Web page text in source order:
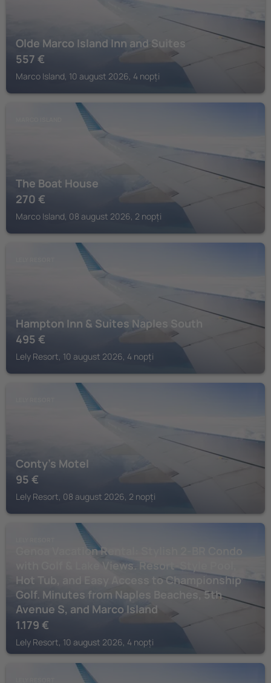
Olde Marco Island Inn and Suites
557 €
Marco Island, 10 august 2026, 4 nopți
The Boat House
270 €
Marco Island, 08 august 2026, 2 nopți
Hampton Inn & Suites Naples South
495 €
Lely Resort, 10 august 2026, 4 nopți
Conty's Motel
95 €
Lely Resort, 08 august 2026, 2 nopți
Genoa Vacation Rental: Stylish 2-BR Condo
with Golf & Lake Views. Resort-Style Pool,
Hot Tub, and Easy Access to Championship
Golf. Minutes from Naples Beaches, 5th
Avenue S, and Marco Island
1.179 €
Lely Resort, 10 august 2026, 4 nopți